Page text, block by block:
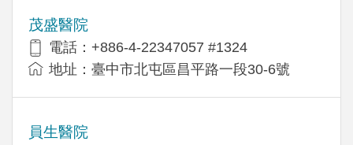
茂盛醫院
電話：+886-4-22347057 #1324
地址：臺中市北屯區昌平路一段30-6號
員生醫院